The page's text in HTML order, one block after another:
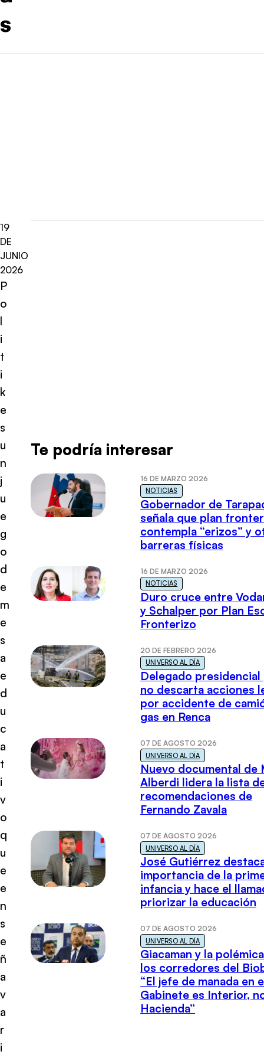
s
19
DE
JUNIO
2026
P
o
l
i
t
i
k
e
s
u
n
j
u
e
g
o
d
e
m
e
s
a
e
d
u
c
a
t
i
v
o
q
u
e
e
n
s
e
ñ
a
v
a
r
i
Te podría interesar
16 DE MARZO 2026
NOTICIAS
Gobernador de
señala que plan
contempla “erizos” y
barreras físicas
16 DE MARZO 2026
NOTICIAS
Duro cruce entre
y Schalper por Plan
Fronterizo
20 DE FEBRERO 2026
UNIVERSO AL DÍA
Delegado presidencial
no descarta acciones
por accidente de
gas en Renca
07 DE AGOSTO 2026
UNIVERSO AL DÍA
Nuevo documental de
Alberdi lidera la lista
recomendaciones de
Fernando Zavala
07 DE AGOSTO 2026
UNIVERSO AL DÍA
José Gutiérrez
importancia de la
infancia y hace el
priorizar la educación
07 DE AGOSTO 2026
UNIVERSO AL DÍA
Giacaman y la
los corredores del
“El jefe de manada en
Gabinete es Interior,
Hacienda”